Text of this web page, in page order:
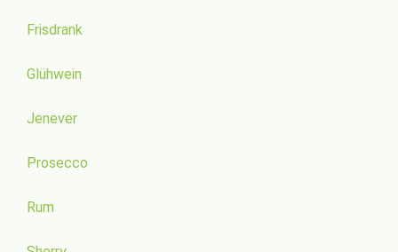
Frisdrank
Glühwein
Jenever
Prosecco
Rum